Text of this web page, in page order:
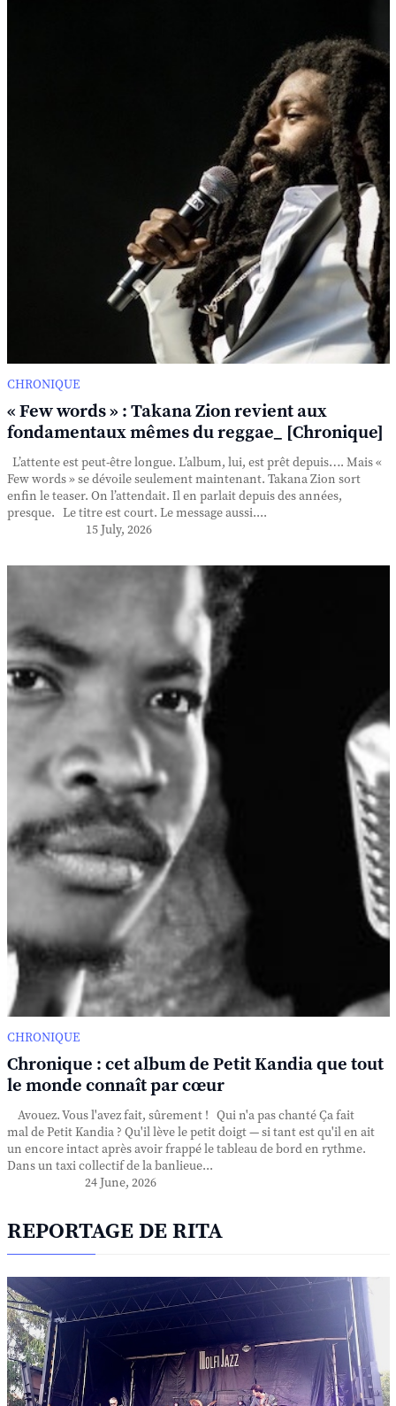
CHRONIQUE
« Few words » : Takana Zion revient aux
fondamentaux mêmes du reggae_ [Chronique]
L’attente est peut-être longue. L’album, lui, est prêt depuis…. Mais «
Few words » se dévoile seulement maintenant. Takana Zion sort
enfin le teaser. On l’attendait. Il en parlait depuis des années,
presque. Le titre est court. Le message aussi....
15 July, 2026
CHRONIQUE
Chronique : cet album de Petit Kandia que tout
le monde connaît par cœur
Avouez. Vous l'avez fait, sûrement ! Qui n'a pas chanté Ça fait
mal de Petit Kandia ? Qu'il lève le petit doigt — si tant est qu'il en ait
un encore intact après avoir frappé le tableau de bord en rythme.
Dans un taxi collectif de la banlieue...
24 June, 2026
REPORTAGE DE RITA